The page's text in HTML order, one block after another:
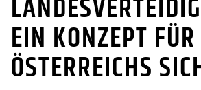
EIN KONZEPT FÜR
ÖSTERREICHS